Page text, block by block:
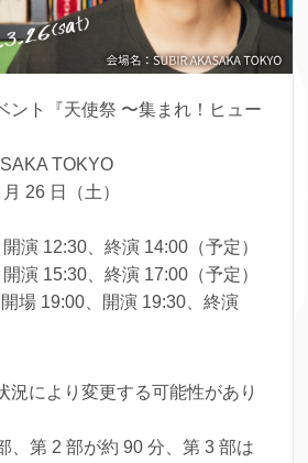
ント『天使祭 〜集まれ！ヒュー
TOKYO
26 日（土）
演 12:30、終演 14:00（予定）
演 15:30、終演 17:00（予定）
場 19:00、開演 19:30、終演
により変更する可能性があり
、第 2 部が約 90 分、第 3 部は